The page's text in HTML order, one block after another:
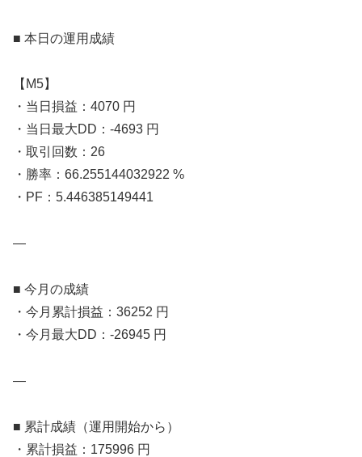
■ 本日の運用成績
【M5】
・当日損益：4070 円
・当日最大DD：-4693 円
・取引回数：26
・勝率：66.255144032922 %
・PF：5.446385149441
—
■ 今月の成績
・今月累計損益：36252 円
・今月最大DD：-26945 円
—
■ 累計成績（運用開始から）
・累計損益：175996 円